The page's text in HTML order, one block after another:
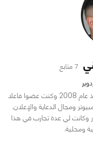
7 متابع
الهاردوير عشقي فلقد دخلت في هذا المجال منذ عام 2008 وكنت عضوا فاعلا
ومجال الدعاية والإعلان.
وكانت لي عدة تجارب في هذا
ومحلية.